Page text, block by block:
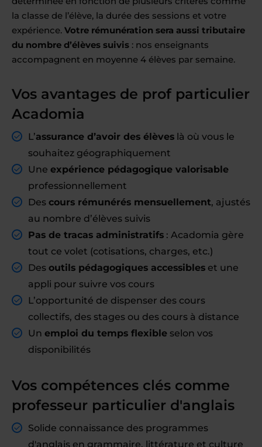
la classe de l’élève, la durée des sessions et votre
expérience. Votre rémunération sera aussi tributaire
du nombre d’élèves suivis : nos enseignants
accompagnent en moyenne 4 élèves par semaine.
Vos avantages de prof particulier
Acadomia
L’assurance d’avoir des élèves là où vous le
souhaitez géographiquement
Une expérience pédagogique valorisable
professionnellement
Des cours rémunérés mensuellement, ajustés
au nombre d’élèves suivis
Pas de tracas administratifs : Acadomia gère
tout ce volet (cotisations, charges, etc.)
Des outils pédagogiques accessibles et une
appli pour suivre vos cours
L’opportunité de dispenser des cours
collectifs, des stages ou des cours à distance
Un emploi du temps flexible selon vos
disponibilités
Vos compétences clés comme
professeur particulier d'anglais
Solide connaissance des programmes
d'anglais en grammaire, littérature et culture